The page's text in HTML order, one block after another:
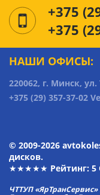
+375
+375
НАШИ ОФИСЫ:
220062, г. Минск,
+375 (29) 357-37-02
© 2009-2026
дисков.
★★★★★ Рейтинг: 5
ЧТТУП «ЯрТранСервис»